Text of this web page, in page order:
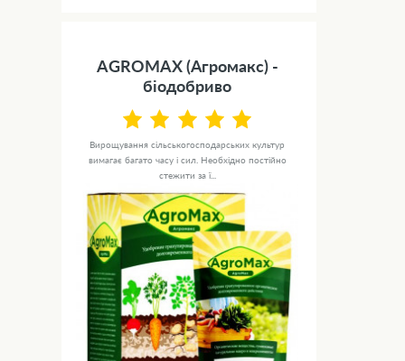
AGROMAX (Агромакс) -
біодобриво
Вирощування сільськогосподарських культур
вимагає багато часу і сил. Необхідно постійно
стежити за ї...